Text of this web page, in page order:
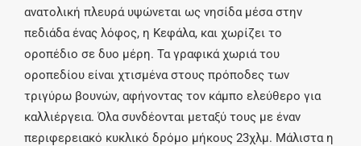
ανατολική πλευρά υψώνεται ως νησίδα μέσα στην
πεδιάδα ένας λόφος, η Κεφάλα, και χωρίζει το
οροπέδιο σε δυο μέρη. Τα γραφικά χωριά του
οροπεδίου είναι χτισμένα στους πρόποδες των
τριγύρω βουνών, αφήνοντας τον κάμπο ελεύθερο για
καλλιέργεια. Όλα συνδέονται μεταξύ τους με έναν
περιφερειακό κυκλικό δρόμο μήκους 23χλμ. Μάλιστα η